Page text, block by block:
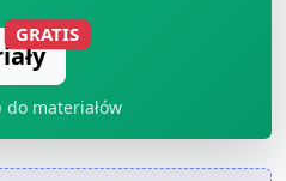
GRATIS
materiałów